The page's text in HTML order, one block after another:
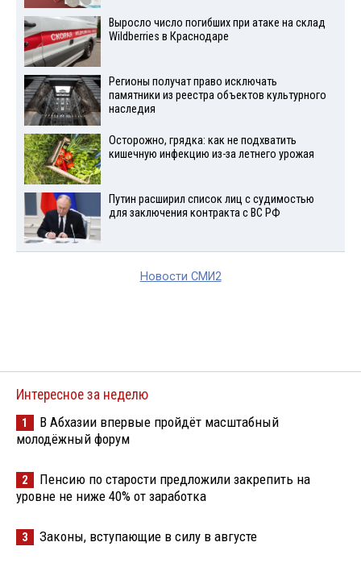
Выросло число погибших при атаке на склад
Wildberries в Краснодаре
Регионы получат право исключать
памятники из реестра объектов культурного
наследия
Осторожно, грядка: как не подхватить
кишечную инфекцию из-за летнего урожая
Путин расширил список лиц с судимостью
для заключения контракта с ВС РФ
Новости СМИ2
Интересное за неделю
1
В Абхазии впервые пройдёт масштабный
молодёжный форум
2
Пенсию по старости предложили закрепить на
уровне не ниже 40% от заработка
3 Законы, вступающие в силу в августе